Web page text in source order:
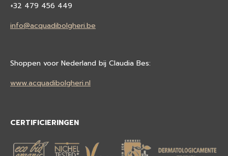
+32 479 456 449
info@acquadibolgheri.be
Shoppen voor Nederland bij Claudia Bes:
www.acquadibolgheri.nl
CERTIFICIERINGEN